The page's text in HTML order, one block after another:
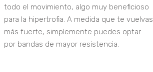
todo el movimiento, algo muy beneficioso
para la hipertrofia. A medida que te vuelvas
más fuerte, simplemente puedes optar
por bandas de mayor resistencia.